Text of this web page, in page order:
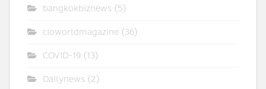
bangkokbiznews (5)
cioworldmagazine (36)
COVID-19 (13)
Dailynews (2)